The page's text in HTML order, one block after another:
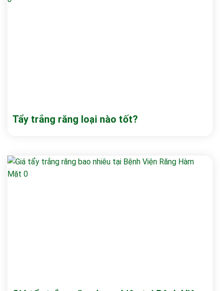
Tẩy trắng răng loại nào tốt?